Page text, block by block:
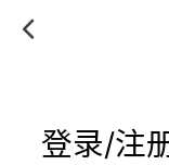
登录/注